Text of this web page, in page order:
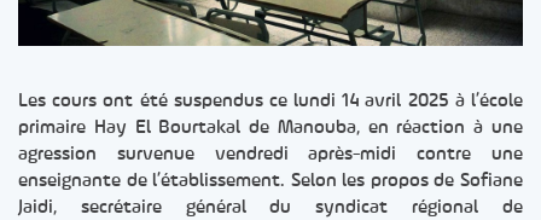
Les cours ont été suspendus ce lundi 14 avril 2025 à l’école
primaire Hay El Bourtakal de Manouba, en réaction à une
agression survenue vendredi après-midi contre une
enseignante de l’établissement. Selon les propos de Sofiane
Jaidi, secrétaire général du syndicat régional de